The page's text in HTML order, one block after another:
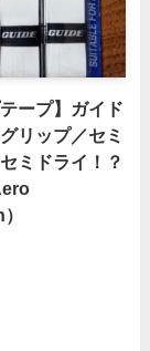
テープ】ガイド
リップ／セミ
ミドライ！？